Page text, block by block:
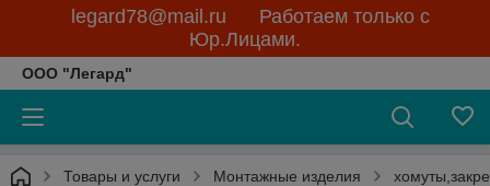
legard78@mail.ru Работаем только с
Юр.Лицами.
ООО "Легард"
Товары и услуги Монтажные изделия